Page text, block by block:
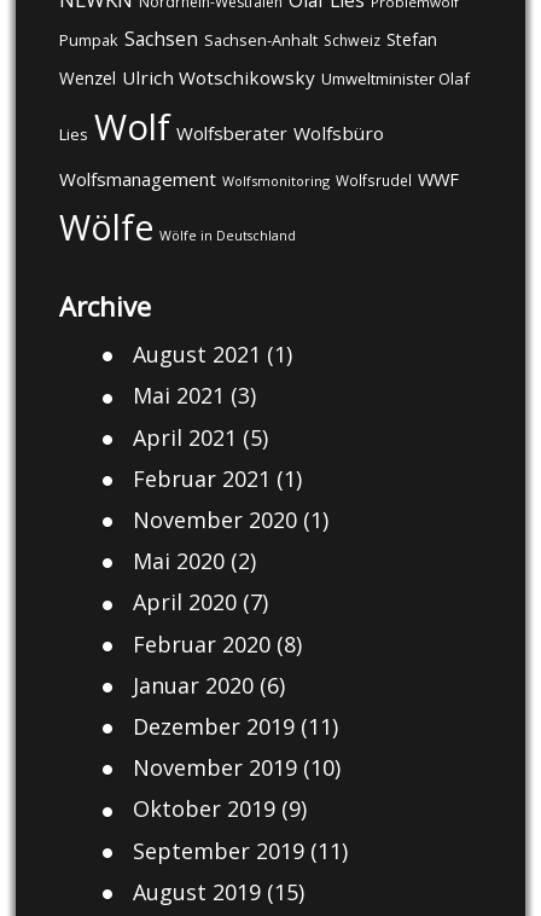
Pumpak Sachsen Sachsen-Anhalt Schweiz Stefan
Wenzel Ulrich Wotschikowsky Umweltminister Olaf
Lies Wolf Wolfsberater Wolfsbüro
Wolfsmanagement Wolfsmonitoring Wolfsrudel WWF
Wölfe Wölfe in Deutschland
Archive
August 2021 (1)
Mai 2021 (3)
April 2021 (5)
Februar 2021 (1)
November 2020(1)
Mai 2020(2)
April 2020(7)
Februar 2020(8)
Januar 2020(6)
Dezember 2019(11)
November 2019(10)
Oktober 2019(9)
September 2019(11)
August 2019(15)